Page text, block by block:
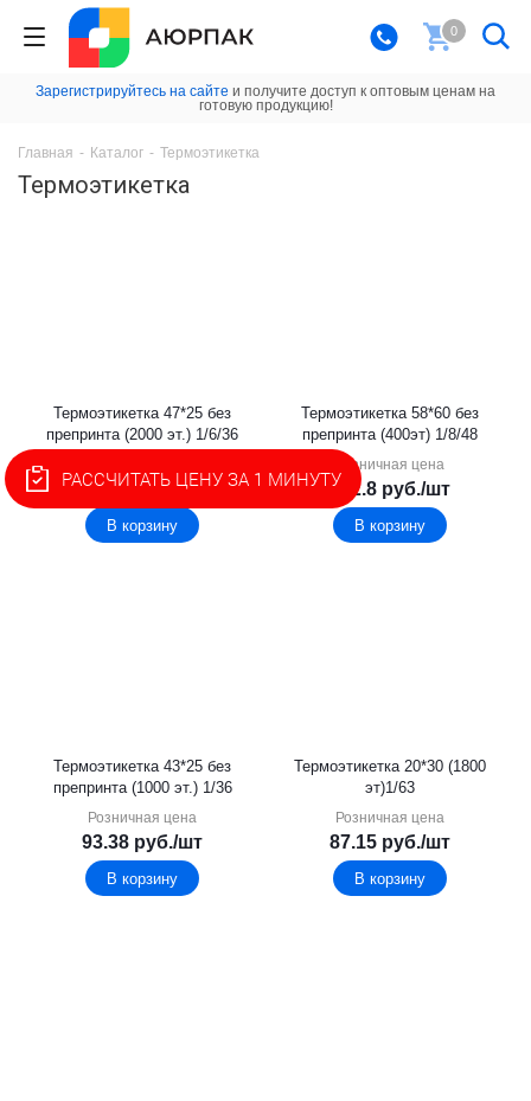
0
Зарегистрируйтесь на сайте и получите доступ к оптовым ценам на
готовую продукцию!
Главная - Каталог - Термоэтикетка
Термоэтикетка
Термоэтикетка 47*25 без
препринта (2000 эт.) 1/6/36
182.9 руб. /шт
В корзину
Термоэтикетка 58*60 без
препринта (400эт) 1/8/48
Розничная цена
102.8 руб./шт
В корзину
Термоэтикетка 43*25 без
препринта (1000 эт.) 1/36
Розничная цена
93.38 руб./шт
В корзину
Термоэтикетка 20*30 (1800
эт)1/63
Розничная цена
87.15 руб./шт
В корзину
РАССЧИТАТЬ ЦЕНУ ЗА 1 МИНУТУ